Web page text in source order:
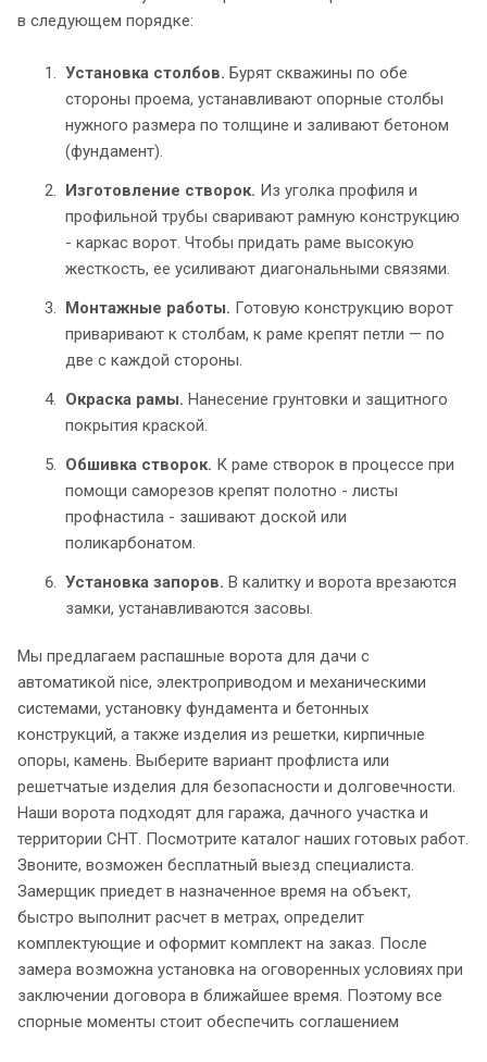
в следующем порядке:
Установка столбов. Бурят скважины по обе
стороны проема, устанавливают опорные столбы
нужного размера по толщине и заливают бетоном
(фундамент).
Изготовление створок. Из уголка профиля и
профильной трубы сваривают рамную конструкцию
- каркас ворот. Чтобы придать раме высокую
жесткость, ее усиливают диагональными связями.
Монтажные работы. Готовую конструкцию ворот
приваривают к столбам, к раме крепят петли — по
две с каждой стороны.
Окраска рамы. Нанесение грунтовки и защитного
покрытия краской.
Обшивка створок. К раме створок в процессе при
помощи саморезов крепят полотно - листы
профнастила - зашивают доской или
поликарбонатом.
Установка запоров. В калитку и ворота врезаются
замки, устанавливаются засовы.
Мы предлагаем распашные ворота для дачи с
автоматикой nice, электроприводом и механическими
системами, установку фундамента и бетонных
конструкций, а также изделия из решетки, кирпичные
опоры, камень. Выберите вариант профлиста или
решетчатые изделия для безопасности и долговечности.
Наши ворота подходят для гаража, дачного участка и
территории СНТ. Посмотрите каталог наших готовых работ.
Звоните, возможен бесплатный выезд специалиста.
Замерщик приедет в назначенное время на объект,
быстро выполнит расчет в метрах, определит
комплектующие и оформит комплект на заказ. После
замера возможна установка на оговоренных условиях при
заключении договора в ближайшее время. Поэтому все
спорные моменты стоит обеспечить соглашением